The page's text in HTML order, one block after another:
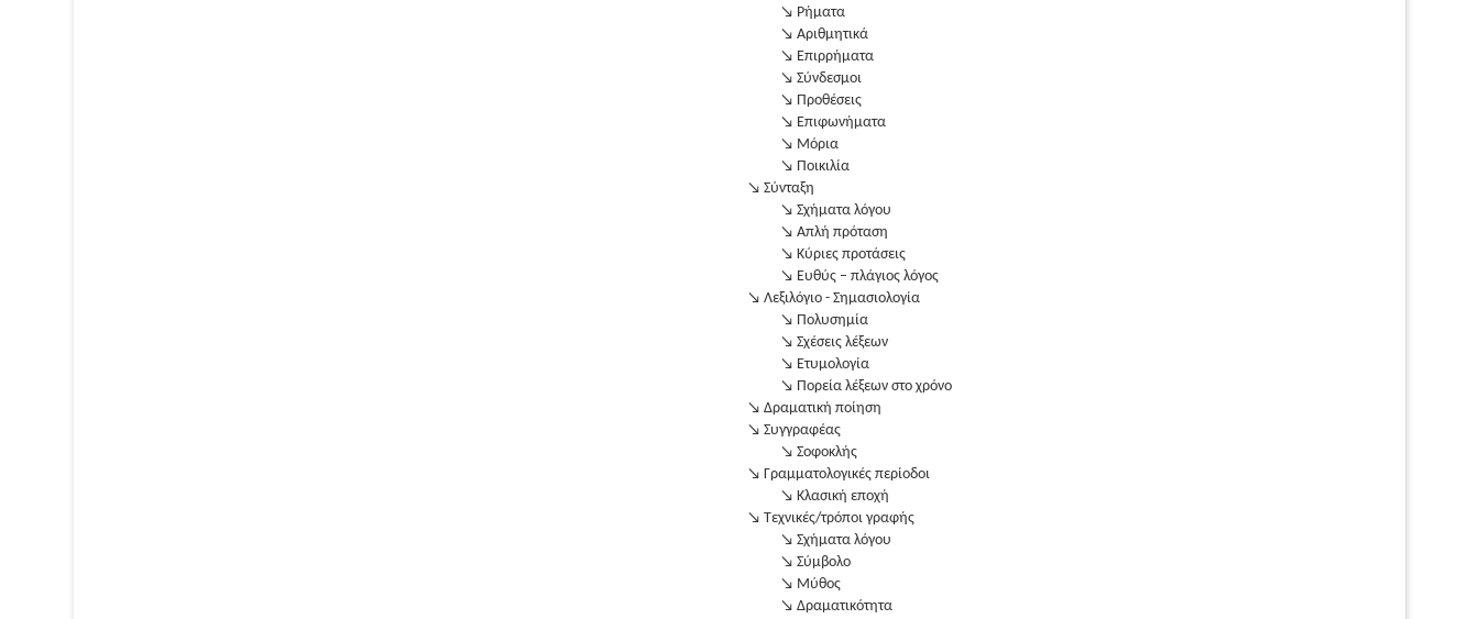
↘ Ρήματα
↘ Αριθμητικά
↘ Επιρρήματα
↘ Σύνδεσμοι
↘ Προθέσεις
↘ Επιφωνήματα
↘ Μόρια
↘ Ποικιλία
↘ Σύνταξη
↘ Σχήματα λόγου
↘ Απλή πρόταση
↘ Κύριες προτάσεις
↘ Ευθύς – πλάγιος λόγος
↘ Λεξιλόγιο - Σημασιολογία
↘ Πολυσημία
↘ Σχέσεις λέξεων
↘ Ετυμολογία
↘ Πορεία λέξεων στο χρόνο
↘ Δραματική ποίηση
↘ Συγγραφέας
↘ Σοφοκλής
↘ Γραμματολογικές περίοδοι
↘ Κλασική εποχή
↘ Τεχνικές/τρόποι γραφής
↘ Σχήματα λόγου
↘ Σύμβολο
↘ Μύθος
↘ Δραματικότητα